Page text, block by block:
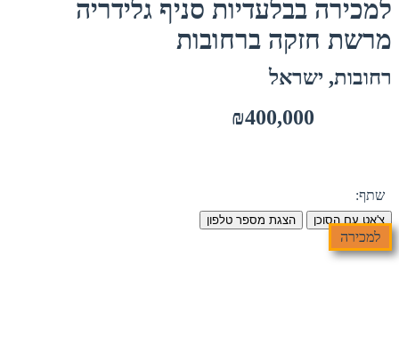
למכירה בבלעדיות סניף גלידריה
מרשת חזקה ברחובות
רחובות, ישראל
₪400,000
שתף:
צ'אט עם הסוכן הצגת מספר טלפון
למכירה